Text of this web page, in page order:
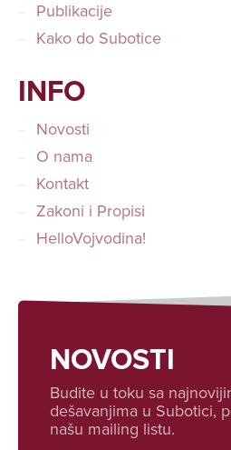
Publikacije
Kako do Subotice
INFO
Novosti
O nama
Kontakt
Zakoni i Propisi
HelloVojvodina!
NOVOSTI
Budite u toku sa
dešavanjima u Subotici,
našu mailing listu.